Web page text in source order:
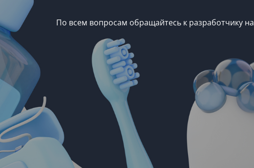
По всем вопросам обращайтесь к разработчику на